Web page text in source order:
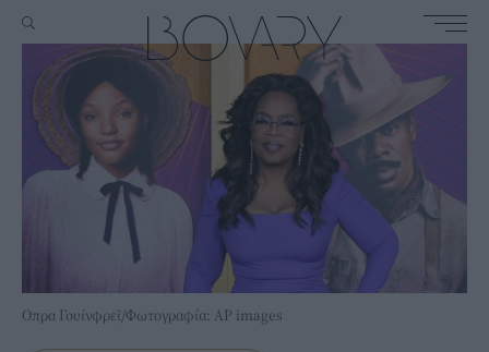
Οπρα Γουίνφρεϊ/Φωτογραφία: ΑP images